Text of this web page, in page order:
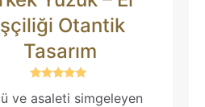
Otantik
Tasarım
5.00
ve asaleti simgeleyen